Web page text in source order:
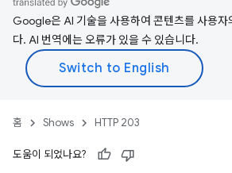
Google은 AI 기술을 사용하여 콘텐츠를 사용자
다. AI 번역에는 오류가 있을 수 있습니다.
홈 Shows HTTP 203
도움이 되었나요?